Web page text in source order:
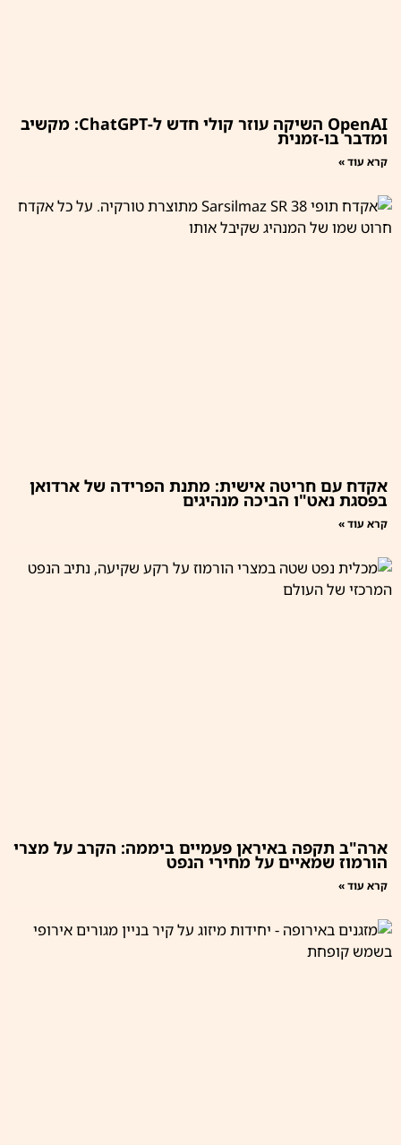
OpenAI השיקה עוזר קולי חדש ל-ChatGPT: מקשיב
ומדבר בו-זמנית
קרא עוד »
אקדח עם חריטה אישית: מתנת הפרידה של ארדואן
בפסגת נאט"ו הביכה מנהיגים
קרא עוד »
ארה"ב תקפה באיראן פעמיים ביממה: הקרב על מצרי
הורמוז שמאיים על מחירי הנפט
קרא עוד »